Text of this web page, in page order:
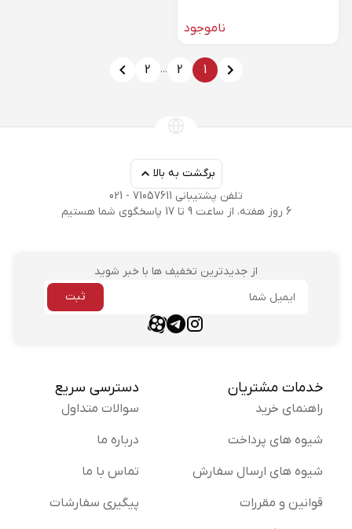
ناموجود
1
2
...
2
تلفن پشتیبانی 71057611 - 021
6 روز هفته، از ساعت 9 تا 17 پاسخگوی شما هستیم
برگشت به بالا
از جدیدترین تخفیف ها با خبر شوید
ایمیل
ثبت
instagram link
telegram link
aparat link
خدمات مشتریان
راهنمای خرید
شیوه های پرداخت
شیوه های ارسال سفارش
قوانین و مقررات
دسترسی سریع
سوالات متداول
درباره ما
تماس با ما
پیگیری سفارشات